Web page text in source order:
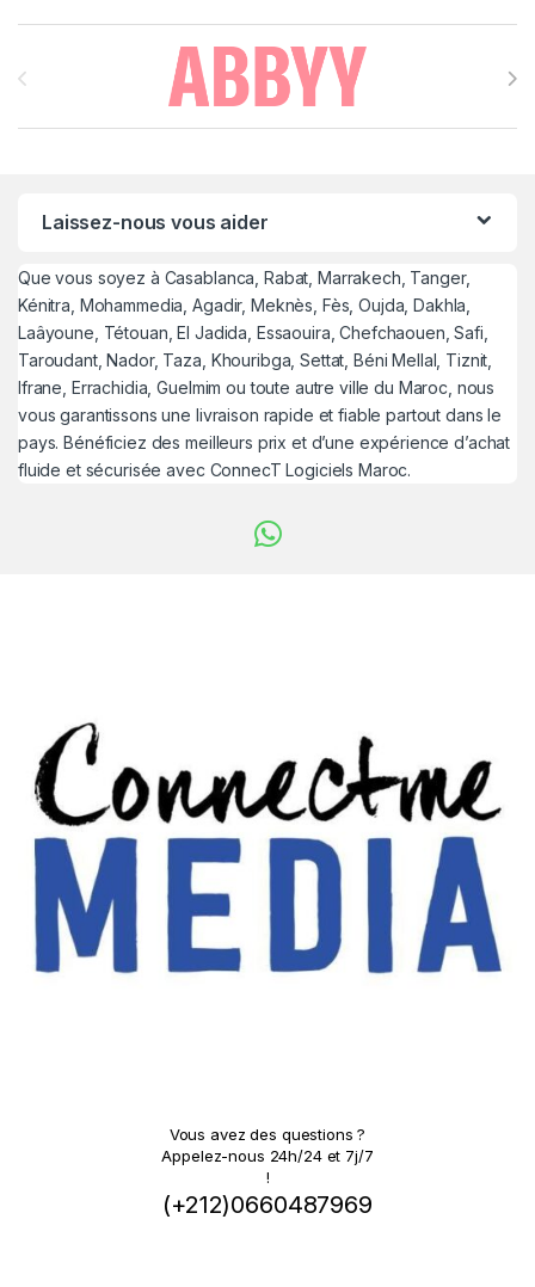
Brands Carousel
Laissez-nous vous aider
Que vous soyez à Casablanca, Rabat, Marrakech, Tanger,
Kénitra, Mohammedia, Agadir, Meknès, Fès, Oujda, Dakhla,
Laâyoune, Tétouan, El Jadida, Essaouira, Chefchaouen, Safi,
Taroudant, Nador, Taza, Khouribga, Settat, Béni Mellal, Tiznit,
Ifrane, Errachidia, Guelmim ou toute autre ville du Maroc, nous
vous garantissons une livraison rapide et fiable partout dans le
pays. Bénéficiez des meilleurs prix et d’une expérience d’achat
fluide et sécurisée avec ConnecT Logiciels Maroc.
Vous avez des questions ?
Appelez-nous 24h/24 et 7j/7
!
(+212)0660487969